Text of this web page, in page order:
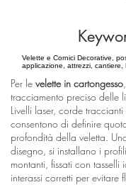
Velette e Cornici Decorative,
applicazione, attrezzi, cantiere,
Per le velette in cartongesso
tracciamento preciso delle
Livelli laser, corde
consentono di definire
profondità della veletta.
disegno, si installano i
montanti, fissati con tasselli
interassi corretti per evitare